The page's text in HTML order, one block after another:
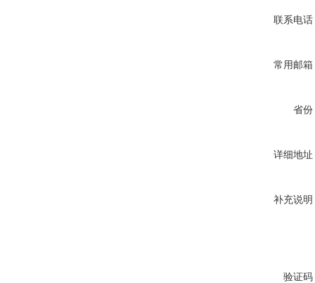
联系电话
常用邮箱
省份
详细地址
补充说明
验证码